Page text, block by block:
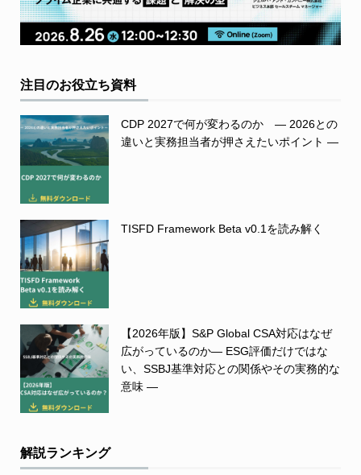
注目のお役立ち資料
CDP 2027で何が変わるのか ― 2026との
違いと実務担当者が押さえたいポイント ―
TISFD Framework Beta v0.1を読み解く
【2026年版】S&P Global CSA対応はなぜ
広がっているのか― ESG評価だけではな
い、SSBJ基準対応との関係やその実務的な
意味 ―
解説ランキング